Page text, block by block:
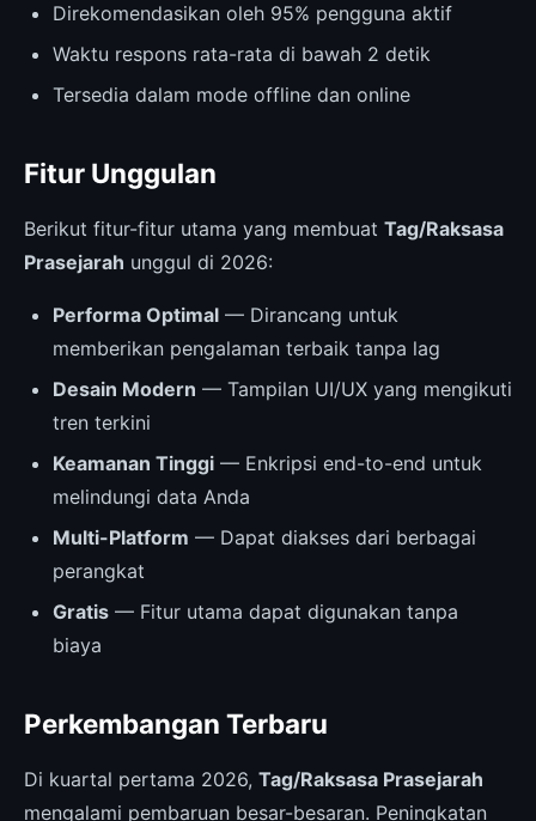
Direkomendasikan oleh 95% pengguna aktif
Waktu respons rata-rata di bawah 2 detik
Tersedia dalam mode offline dan online
Fitur Unggulan
Berikut fitur-fitur utama yang membuat Tag/Raksasa
Prasejarah unggul di 2026:
Performa Optimal — Dirancang untuk
memberikan pengalaman terbaik tanpa lag
Desain Modern — Tampilan UI/UX yang mengikuti
tren terkini
Keamanan Tinggi — Enkripsi end-to-end untuk
melindungi data Anda
Multi-Platform — Dapat diakses dari berbagai
perangkat
Gratis — Fitur utama dapat digunakan tanpa
biaya
Perkembangan Terbaru
Di kuartal pertama 2026, Tag/Raksasa Prasejarah
mengalami pembaruan besar-besaran. Peningkatan